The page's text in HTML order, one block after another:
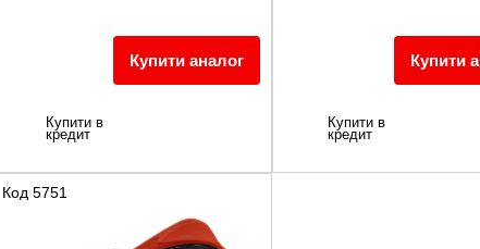
Купити аналог
Купити в
кредит
Купити
Купити в
кредит
Код 5751